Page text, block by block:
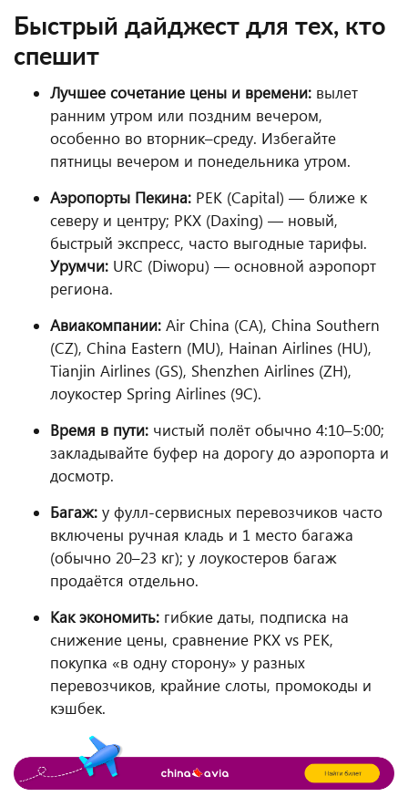
Быстрый дайджест для тех, кто
спешит
Лучшее сочетание цены и времени: вылет
ранним утром или поздним вечером,
особенно во вторник–среду. Избегайте
пятницы вечером и понедельника утром.
Аэропорты Пекина: PEK (Capital) — ближе к
северу и центру; PKX (Daxing) — новый,
быстрый экспресс, часто выгодные тарифы.
Урумчи: URC (Diwopu) — основной аэропорт
региона.
Авиакомпании: Air China (CA), China Southern
(CZ), China Eastern (MU), Hainan Airlines (HU),
Tianjin Airlines (GS), Shenzhen Airlines (ZH),
лоукостер Spring Airlines (9C).
Время в пути: чистый полёт обычно 4:10–5:00;
закладывайте буфер на дорогу до аэропорта и
досмотр.
Багаж: у фулл-сервисных перевозчиков часто
включены ручная кладь и 1 место багажа
(обычно 20–23 кг); у лоукостеров багаж
продаётся отдельно.
Как экономить: гибкие даты, подписка на
снижение цены, сравнение PKX vs PEK,
покупка «в одну сторону» у разных
перевозчиков, крайние слоты, промокоды и
кэшбек.